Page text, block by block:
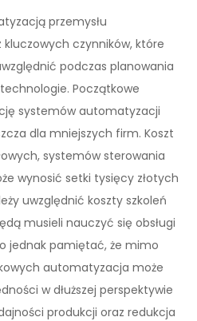
przemysłu
czynników, które
podczas planowania
Początkowe
systemów automatyzacji
dla mniejszych firm. Koszt
systemów sterowania
wynosić setki tysięcy złotych
uwzględnić koszty szkoleń
musieli nauczyć się obsługi
jednak pamiętać, że mimo
automatyzacja może
w dłuższej perspektywie
produkcji oraz redukcja